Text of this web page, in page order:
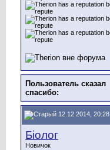
Пользователь сказал
cпасибо:
12.12.2014, 20:28
Біолог
Новичок